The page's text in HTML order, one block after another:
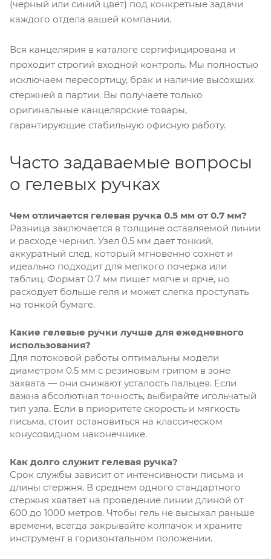
(черный или синий цвет) под конкретные задачи
каждого отдела вашей компании.
Вся канцелярия в каталоге сертифицирована и
проходит строгий входной контроль. Мы полностью
исключаем пересортицу, брак и наличие высохших
стержней в партии. Вы получаете только
оригинальные канцелярские товары,
гарантирующие стабильную офисную работу.
Часто задаваемые вопросы
о гелевых ручках
Чем отличается гелевая ручка 0.5 мм от 0.7 мм?
Разница заключается в толщине оставляемой линии
и расходе чернил. Узел 0.5 мм дает тонкий,
аккуратный след, который мгновенно сохнет и
идеально подходит для мелкого почерка или
таблиц. Формат 0.7 мм пишет мягче и ярче, но
расходует больше геля и может слегка проступать
на тонкой бумаге.
Какие гелевые ручки лучше для ежедневного
использования?
Для потоковой работы оптимальны модели
диаметром 0.5 мм с резиновым грипом в зоне
захвата — они снижают усталость пальцев. Если
важна абсолютная точность, выбирайте игольчатый
тип узла. Если в приоритете скорость и мягкость
письма, стоит остановиться на классическом
конусовидном наконечнике.
Как долго служит гелевая ручка?
Срок службы зависит от интенсивности письма и
длины стержня. В среднем одного стандартного
стержня хватает на проведение линии длиной от
600 до 1000 метров. Чтобы гель не высыхал раньше
времени, всегда закрывайте колпачок и храните
инструмент в горизонтальном положении.